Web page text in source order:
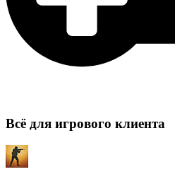
Всё для игрового клиента